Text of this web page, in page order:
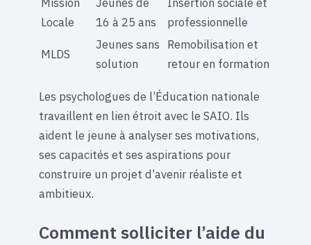
Locale
16 à 25 ans
professionnelle
MLDS
Jeunes sans
solution
Remobilisation et
retour en formation
Les psychologues de l’Éducation nationale
travaillent en lien étroit avec le SAIO. Ils
aident le jeune à analyser ses motivations,
ses capacités et ses aspirations pour
construire un projet d’avenir réaliste et
ambitieux.
Comment solliciter l’aide du